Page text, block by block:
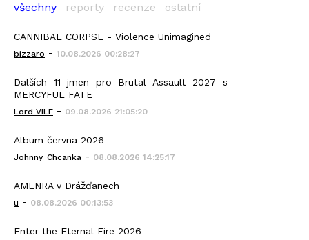
všechny reporty recenze ostatní
CANNIBAL CORPSE - Violence Unimagined
bizzaro - 10.08.2026 00:28:27
Dalších 11 jmen pro Brutal Assault 2027 s
MERCYFUL FATE
Lord VILE - 09.08.2026 21:05:20
Album června 2026
Johnny_Chcanka - 08.08.2026 14:25:17
AMENRA v Drážďanech
u - 08.08.2026 00:13:53
Enter the Eternal Fire 2026